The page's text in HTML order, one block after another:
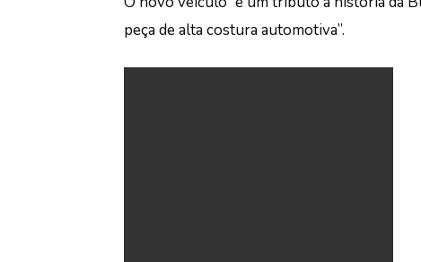
peça de alta costura automotiva”.